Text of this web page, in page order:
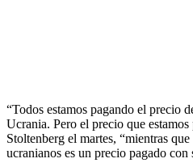
“Todos estamos pagando el precio
Ucrania. Pero el precio que
Stoltenberg el martes, “mientras
ucranianos es un precio pagado con